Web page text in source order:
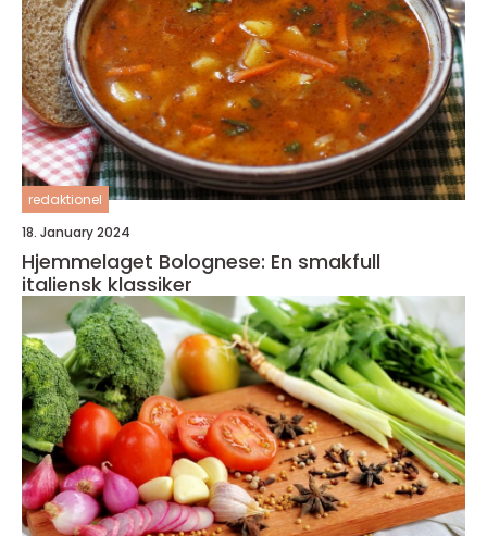
redaktionel
18. January 2024
Hjemmelaget Bolognese: En smakfull
italiensk klassiker